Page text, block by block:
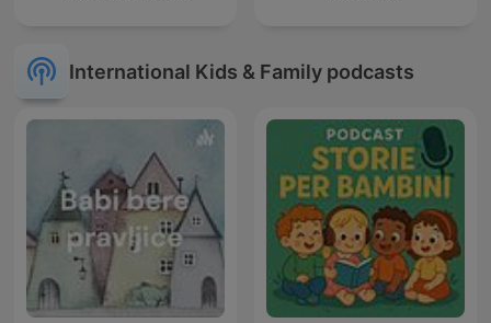
International Kids & Family podcasts